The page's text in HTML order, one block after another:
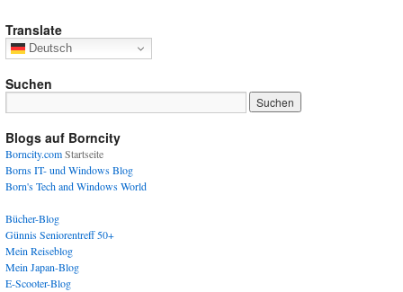
Translate
Deutsch
Suchen
Blogs auf Borncity
Borncity.comStartseite
Borns IT- und Windows Blog
Born's Tech and Windows World
Bücher-Blog
Günnis Seniorentreff 50+
Mein Reiseblog
Mein Japan-Blog
E-Scooter-Blog